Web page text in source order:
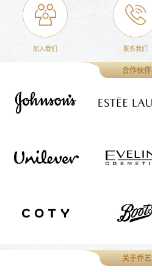
加入我们 联系我们
合作伙伴
关于乔艺